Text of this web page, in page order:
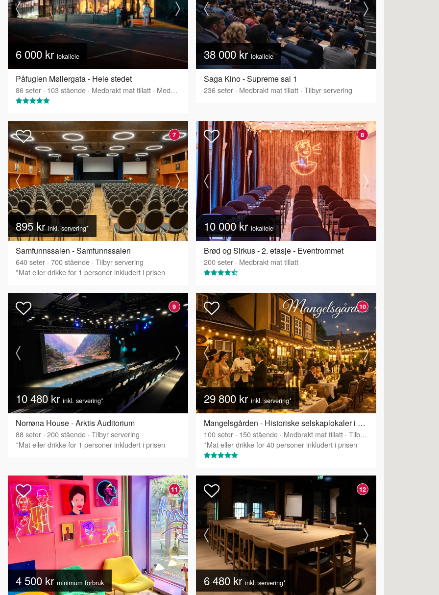
6 000 kr lokalleie
Påfuglen Møllergata - Hele stedet
86seter · 103 stående · Medbrakt mat tillatt · Medbrakt drikke tillatt ·Tilbyr servering
38 000 krlokalleie
Saga Kino - Supreme sal 1
236seter · Medbrakt mat tillatt · Tilbyr servering
7
895 krinkl. servering*
Samfunnssalen - Samfunnssalen
640seter · 700stående · Tilbyr servering
*Mat eller drikke for 1 personer inkludert i prisen
8
10 000 kr lokalleie
Brød og Sirkus - 2. etasje - Eventrommet
200seter · Medbrakt mat tillatt
9
10 480 kr inkl. servering*
Norrøna House - Arktis Auditorium
88seter · 200stående · Tilbyr servering
*Mat eller drikke for 1 personer inkludert i prisen
10
29 800 kr inkl. servering*
Mangelsgården - Historiske selskaplokaler i Oslo sentrum
100seter · 150stående · Medbrakt mat tillatt · Tilbyr servering
*Mat eller drikke for 40 personer inkludert i prisen
11
4 500 krminimum forbruk
12
6 480 kr inkl. servering*